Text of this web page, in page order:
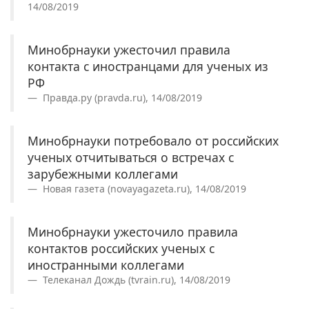
14/08/2019
Минобрнауки ужесточил правила
контакта с иностранцами для ученых из
РФ
Правда.ру (pravda.ru), 14/08/2019
Минобрнауки потребовало от российских
ученых отчитываться о встречах с
зарубежными коллегами
Новая газета (novayagazeta.ru), 14/08/2019
Минобрнауки ужесточило правила
контактов российских ученых с
иностранными коллегами
Телеканал Дождь (tvrain.ru), 14/08/2019